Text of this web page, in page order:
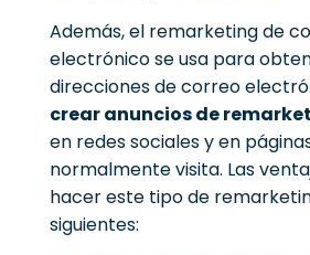
Además, el remarketing de
electrónico se usa para
direcciones de correo
crear anuncios de
en redes sociales y en
normalmente visita. Las
hacer este tipo de
siguientes: